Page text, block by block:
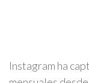
Instagram ha